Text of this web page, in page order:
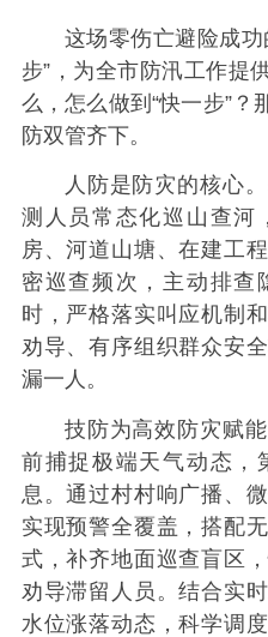
这场零伤亡避险成
步”，为全市防汛工作提
么，怎么做到“快一步”？
防双管齐下。
人防是防灾的核心
测人员常态化巡山查河
房、河道山塘、在建工
密巡查频次，主动排查
时，严格落实叫应机制
劝导、有序组织群众安全
漏一人。
技防为高效 防灾赋
前捕捉极端天气动态，
息。通过村村响广播、
实现预警全覆盖，搭配
式，补齐地面巡查盲区
劝导滞留人员。结合实
水位涨落动态，科学调